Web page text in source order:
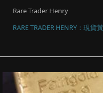
Rare Trader Henry
RARE TRADER HENRY：現貨